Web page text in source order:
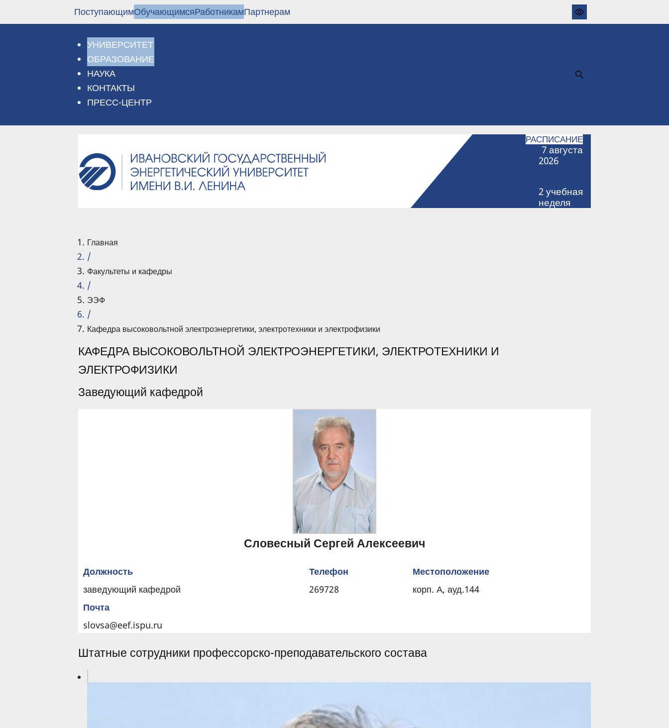
основному
ПоступающимОбучающимсяРаботникамПартнерам
УНИВЕРСИТЕТ
ОБРАЗОВАНИЕ
НАУКА
КОНТАКТЫ
ПРЕСС-ЦЕНТР
РАСПИСАНИЕ
7августа
2026
2учебная
неделя
Главная
/
Факультеты и кафедры
/
ЭЭФ
/
Кафедра высоковольтной электроэнергетики, электротехники и электрофизики
КАФЕДРА ВЫСОКОВОЛЬТНОЙ ЭЛЕКТРОЭНЕРГЕТИКИ, ЭЛЕКТРОТЕХНИКИ И
ЭЛЕКТРОФИЗИКИ
Заведующий кафедрой
Словесный Сергей Алексеевич
Должность Телефон
Местоположение
заведующий кафедрой
269728
корп. А, ауд.144
Почта
slovsa@eef.ispu.ru
Штатные сотрудники профессорско-преподавательского состава